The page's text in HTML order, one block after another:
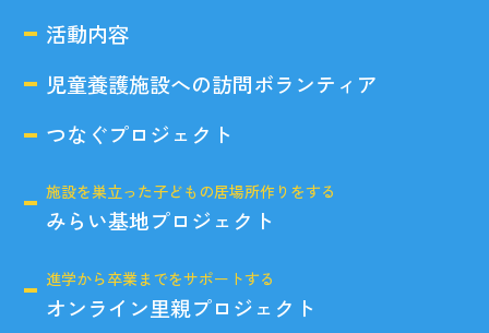
活動内容
児童養護施設への訪問ボランティア
つなぐプロジェクト
施設を巣立った子どもの居場所作りをする
みらい基地プロジェクト
進学から卒業までをサポートする
オンライン里親プロジェクト